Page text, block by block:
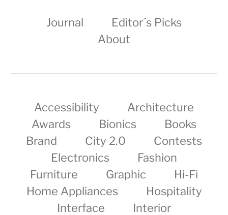
Journal
Editor´s Picks
About
Accessibility
Architecture
Awards
Bionics
Books
Brand
City 2.0
Contests
Electronics
Fashion
Furniture
Graphic
Hi-Fi
Home Appliances
Hospitality
Interface
Interior